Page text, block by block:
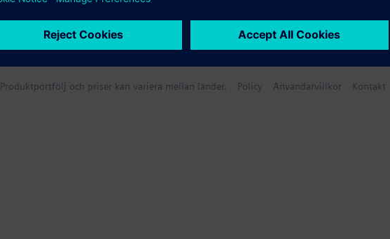
Produktportfölj och priser kan variera mellan länder. Policy Användarvillkor Kontakt